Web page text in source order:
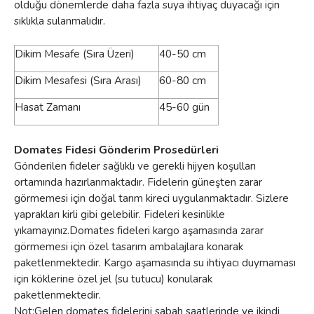
olduğu dönemlerde daha fazla suya ihtiyaç duyacağı için
sıklıkla sulanmalıdır.
Dikim Mesafe (Sıra Üzeri)
40-50 cm
Dikim Mesafesi (Sıra Arası)
60-80 cm
Hasat Zamanı
45-60 gün
Domates Fidesi Gönderim Prosedürleri
Gönderilen fideler sağlıklı ve gerekli hijyen koşulları
ortamında hazırlanmaktadır. Fidelerin güneşten zarar
görmemesi için doğal tarım kireci uygulanmaktadır. Sizlere
yaprakları kirli gibi gelebilir. Fideleri kesinlikle
yıkamayınız.Domates fideleri kargo aşamasında zarar
görmemesi için özel tasarım ambalajlara konarak
paketlenmektedir. Kargo aşamasında su ihtiyacı duymaması
için köklerine özel jel (su tutucu) konularak
paketlenmektedir.